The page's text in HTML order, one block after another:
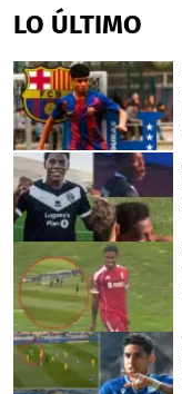
of
51
LO ÚLTIMO